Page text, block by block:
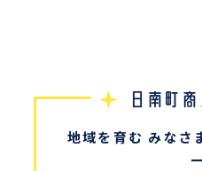
日南町
地域を育む みなさ
ー